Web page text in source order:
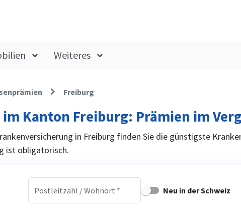
Weiteres
Freiburg
Kanton Freiburg: Prämien im
in Freiburg finden Sie die günstigste
ist obligatorisch.
Postleitzahl / Wohnort * Neu in der Schweiz